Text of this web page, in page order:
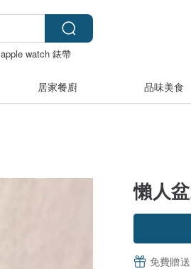
apple watch 錶帶
居家餐廚 品味美食
懶人
免費贈